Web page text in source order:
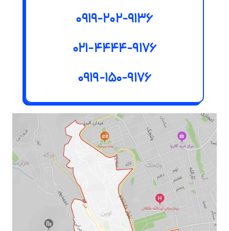
0919-202-9136
021-4444-9176
0919-150-9176